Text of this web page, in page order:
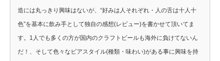
造には丸っきり興味はないが、“好みは人それぞれ・人の舌は十人十
色”を基本に飲み手として独自の感想(レビュー)を書かせて頂いてま
す。1人でも多くの方が国内のクラフトビールも海外に負けてないん
だ！、そして色々なビアスタイル(種類・味わい)がある事に興味を持